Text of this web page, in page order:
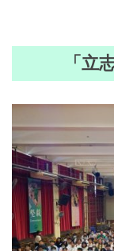
「立